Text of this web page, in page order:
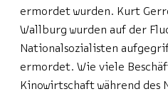
ermordet wurden. Kurt
Wallburg wurden auf der
Nationalsozialisten
ermordet. Wie viele
Kinowirtschaft während des